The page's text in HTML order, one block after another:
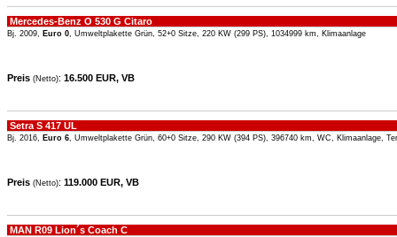
Mercedes-Benz O 530 G Citaro
Bj. 2009, Euro 0, Umweltplakette Grün, 52+0 Sitze, 220 KW (299 PS), 1034999 km, Klimaanlage
Preis (Netto): 16.500 EUR, VB
Setra S 417 UL
Bj. 2016, Euro 6, Umweltplakette Grün, 60+0 Sitze, 290 KW (394 PS), 396740 km, WC, Klimaanlage,
Preis (Netto): 119.000 EUR, VB
MAN R09 Lion´s Coach C